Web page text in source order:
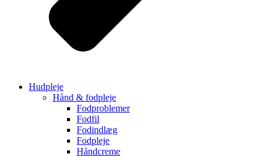
Hudpleje
Hånd & fodpleje
Fodproblemer
Fodfil
Fodindlæg
Fodpleje
Håndcreme